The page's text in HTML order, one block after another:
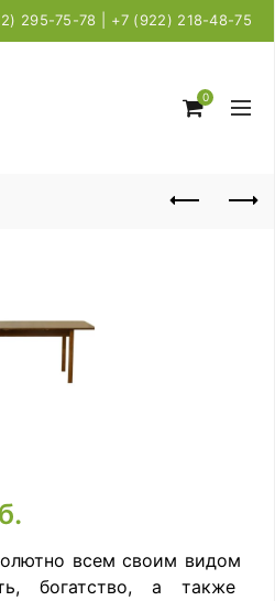
295-75-78 | +7 (922) 218-48-75
0
всем своим видом
богатство, а также